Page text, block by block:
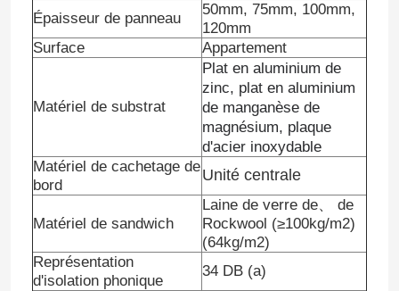
Épaisseur de panneau
50mm, 75mm, 100mm,
120mm
Surface
Appartement
Matériel de substrat
Plat en aluminium de
zinc, plat en aluminium
de manganèse de
magnésium, plaque
d'acier inoxydable
Matériel de cachetage de
bord
Unité centrale
Matériel de sandwich
Laine de verre de、 de
Rockwool (≥100kg/m2)
(64kg/m2)
Représentation
d'isolation phonique
34 DB (a)